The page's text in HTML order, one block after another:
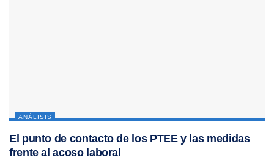
ANÁLISIS
El punto de contacto de los PTEE y las medidas
frente al acoso laboral